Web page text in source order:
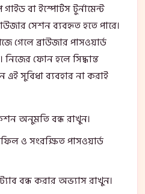
বা ইস্পোর্টস টুর্নামেন্ট
সেশন ব্যবহৃত হতে পারে।
গেলে ব্রাউজার পাসওয়ার্ড
নিজের ফোন হলে সিদ্ধান্ত
সুবিধা ব্যবহার না করাই
অনুমতি বন্ধ রাখুন।
ও সংরক্ষিত পাসওয়ার্ড
বন্ধ করার অভ্যাস রাখুন।